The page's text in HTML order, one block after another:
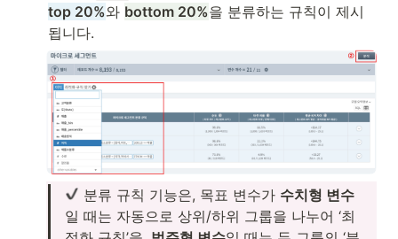
top 20%와 bottom 20%을 분류하는 규칙이 제시
됩니다.
분류 규칙 기능은, 목표 변수가 수치형 변수
일 때는 자동으로 상위/하위 그룹을 나누어 ‘최